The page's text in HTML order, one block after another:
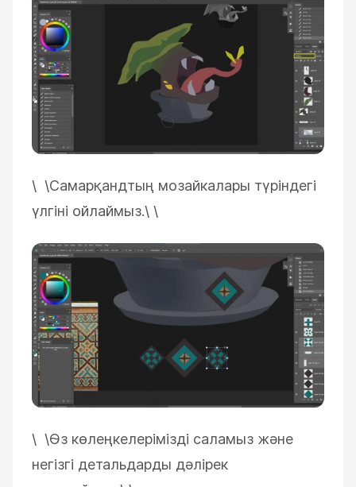
\ \Самарқандтың мозайкалары түріндегі
үлгіні ойлаймыз.\ \
\ \Өз көлеңкелерімізді саламыз және
негізгі детальдарды дәлірек